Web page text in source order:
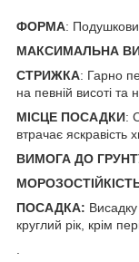
ФОРМА:
МАКСИМАЛЬНА
СТРИЖКА: Гарно
на певній висоті
МІСЦЕ ПОСАДКИ:
втрачає яскравість
ВИМОГА ДО
ПОСАДКА:
круглий рік, крім
.